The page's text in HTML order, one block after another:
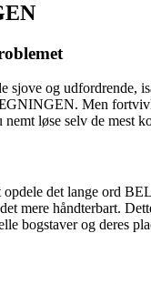
sjove og udfordrende,
Men
nemt løse selv de mest
opdele det lange ord
mere håndterbart.
bogstaver og deres